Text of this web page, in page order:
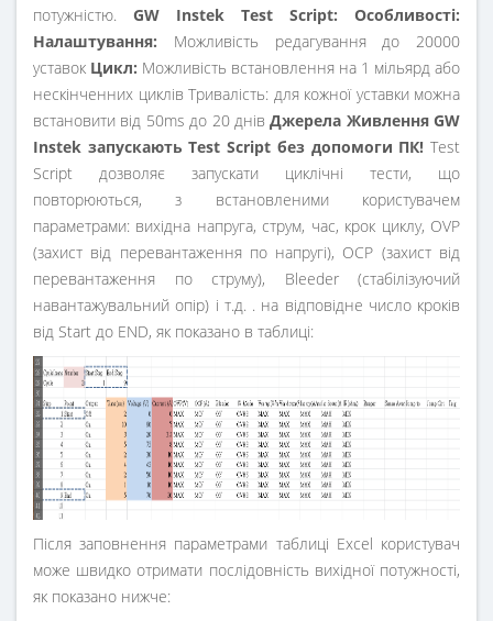
потужністю. GW Instek Test Script: Особливості:
Налаштування: Можливість редагування до 20000
уставок Цикл: Можливість встановлення на 1 мільярд або
нескінченних циклів Тривалість: для кожної уставки можна
встановити від 50ms до 20 днівДжерела Живлення GW
Instek запускають Test Script без допомоги ПК! Test
Script дозволяє запускати циклічні тести, що
повторюються, з встановленими користувачем
параметрами: вихідна напруга, струм, час, крок циклу, OVP
(захист від перевантаження по напругі), OCP (захист від
перевантаження по струму), Bleeder (стабілізуючий
навантажувальний опір) і т.д. . на відповідне число кроків
від Start до END, як показано в таблиці:
Після заповнення параметрами таблиці Excel користувач
може швидко отримати послідовність вихідної потужності,
як показано нижче: